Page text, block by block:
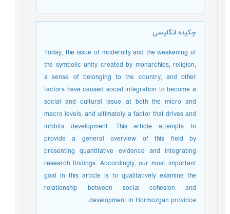
چکیده انگلیسی:
Today, the issue of modernity and the weakening of
the symbolic unity created by monarchies, religion,
a sense of belonging to the country, and other
factors have caused social integration to become a
social and cultural issue at both the micro and
macro levels, and ultimately a factor that drives and
inhibits development. This article attempts to
provide a general overview of this field by
presenting quantitative evidence and integrating
research findings. Accordingly, our most important
goal in this article is to qualitatively examine the
relationship between social cohesion and
development in Hormozgan province.